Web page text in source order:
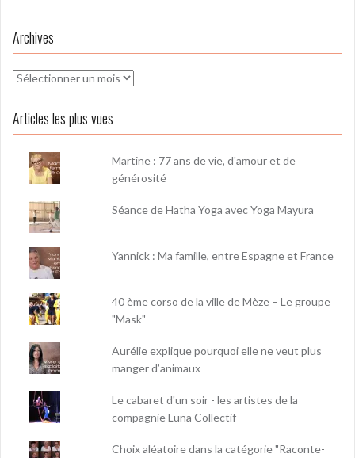
Archives
Archives
Articles les plus vues
Martine : 77 ans de vie, d'amour et de
générosité
Séance de Hatha Yoga avec Yoga Mayura
Yannick : Ma famille, entre Espagne et France
40 ème corso de la ville de Mèze – Le groupe
"Mask"
Aurélie explique pourquoi elle ne veut plus
manger d’animaux
Le cabaret d'un soir - les artistes de la
compagnie Luna Collectif
Choix aléatoire dans la catégorie "Raconte-